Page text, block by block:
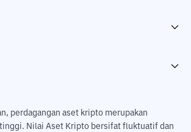
perdagangan aset kripto merupakan
Nilai Aset Kripto bersifat fluktuatif dan